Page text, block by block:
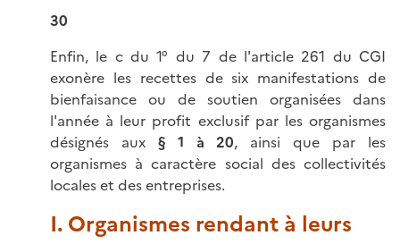
30
Enfin, le c du 1° du 7 de l'article 261 du CGI
exonère les recettes de six manifestations de
bienfaisance ou de soutien organisées dans
l'année à leur profit exclusif par les organismes
désignés aux § 1 à 20, ainsi que par les
organismes à caractère social des collectivités
locales et des entreprises.
I. Organismes rendant à leurs